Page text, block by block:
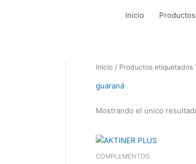
Inicio Productos
Inicio/ Productos etiquetados
guaraná
Mostrando el único
COMPLEMENTOS